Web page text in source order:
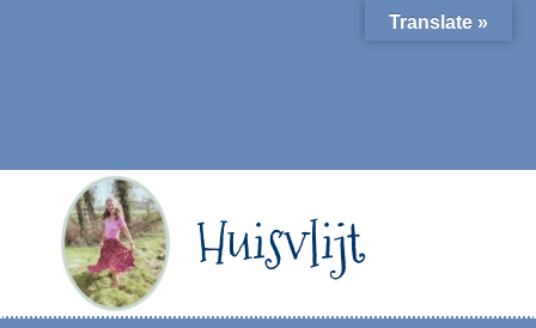
Huisvlijt
Translate »